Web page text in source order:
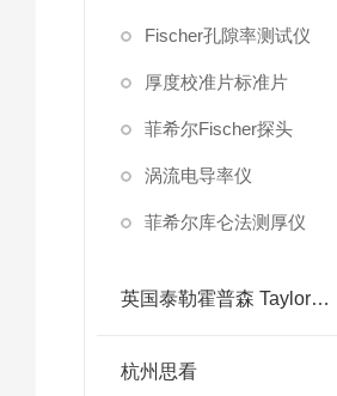
Fischer孔隙率测试仪
厚度校准片标准片
菲希尔Fischer探头
涡流电导率仪
菲希尔库仑法测厚仪
英国泰勒霍普森 Taylor Hobson
杭州思看